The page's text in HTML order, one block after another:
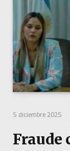
5 diciembre 2025
Fraude